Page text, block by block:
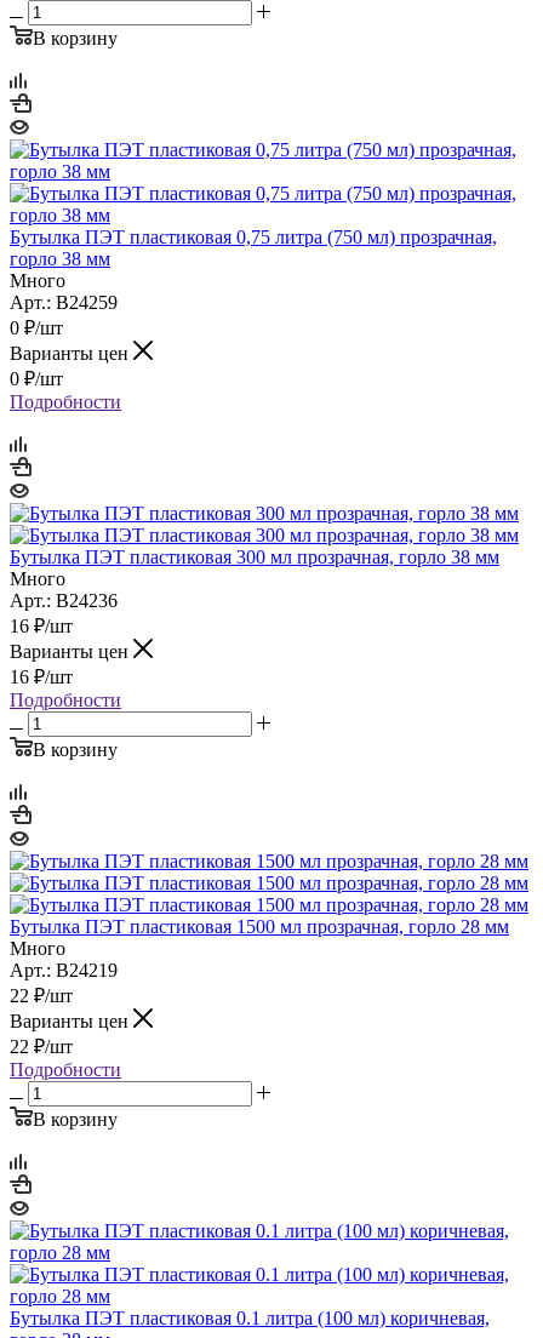
В корзину
Бутылка ПЭТ пластиковая 0,75 литра (750 мл) прозрачная,
горло 38 мм
Много
Арт.: B24259
0 ₽/шт
Варианты цен
0 ₽/шт
Подробности
Бутылка ПЭТ пластиковая 300 мл прозрачная, горло 38 мм
Много
Арт.: B24236
16 ₽/шт
Варианты цен
16 ₽/шт
Подробности
В корзину
Бутылка ПЭТ пластиковая 1500 мл прозрачная, горло 28 мм
Много
Арт.: B24219
22 ₽/шт
Варианты цен
22 ₽/шт
Подробности
В корзину
Бутылка ПЭТ пластиковая 0.1 литра (100 мл) коричневая,